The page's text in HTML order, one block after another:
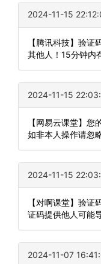
2024-11-15
【腾讯科技】验
其他人！15分钟内
2024-11-15
【网易云课堂】您
如非本人操作请忽
2024-11-15
【对啊课堂】验
证码提供他人可能
2024-11-07